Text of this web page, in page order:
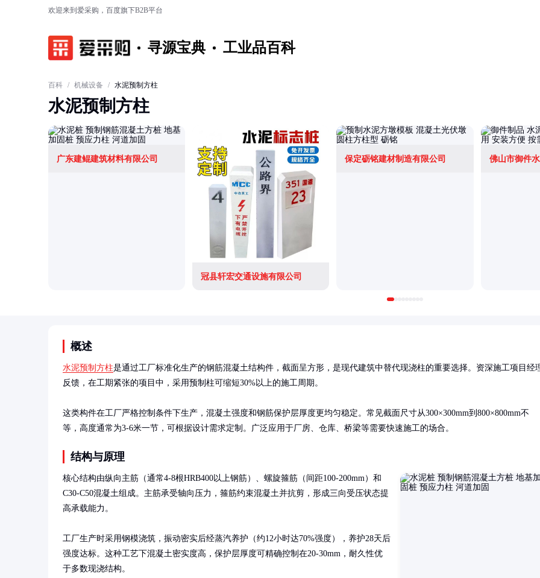
欢迎来到爱采购，百度旗下B2B平台
寻源宝典 工业品百科
百科 / 机械设备 / 水泥预制方柱
水泥预制方柱
广东建鲲建筑材料有限公司
冠县轩宏交通设施有限公司
保定砺铭建材制造有限公司 佛山市御件
概述
水泥预制方柱是通过工厂标准化生产的钢筋混凝土结构件，截面呈方形，是现代建筑中替代现浇柱的重要选择。资深施工项目经
反馈，在工期紧张的项目中，采用预制柱可缩短30%以上的施工周期。
这类构件在工厂严格控制条件下生产，混凝土强度和钢筋保护层厚度更均匀稳定。常见截面尺寸从300×300mm到800×800mm不
等，高度通常为3-6米一节，可根据设计需求定制。广泛应用于厂房、仓库、桥梁等需要快速施工的场合。
结构与原理
核心结构由纵向主筋（通常4-8根HRB400以上钢筋）、螺旋箍筋（间距100-200mm）和
C30-C50混凝土组成。主筋承受轴向压力，箍筋约束混凝土并抗剪，形成三向受压状态提
高承载能力。
工厂生产时采用钢模浇筑，振动密实后经蒸汽养护（约12小时达70%强度），养护28天后
强度达标。这种工艺下混凝土密实度高，保护层厚度可精确控制在20-30mm，耐久性优
于多数现浇结构。